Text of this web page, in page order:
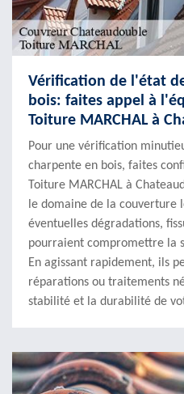
Vérification de l'état
bois: faites appel à
Toiture MARCHAL à
Pour une vérification
charpente en bois, faites
Toiture MARCHAL à
le domaine de la
éventuelles dégradations,
pourraient compromettre la
En agissant rapidement, ils
réparations ou traitements
stabilité et la durabilité de